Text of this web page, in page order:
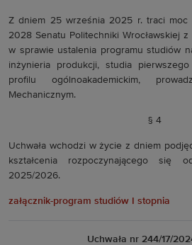
Z dniem 25 września 2025 r. traci moc
2028 Senatu Politechniki Wrocławskiej
w sprawie ustalenia programu studiów
inżynieria produkcji, studia
profilu ogólnoakademickim,
Mechanicznym.
§ 4
Uchwała wchodzi w życie z dniem
kształcenia rozpoczynającego się
2025/2026.
załącznik-program studiów I stopnia
Uchwała nr 244/17/